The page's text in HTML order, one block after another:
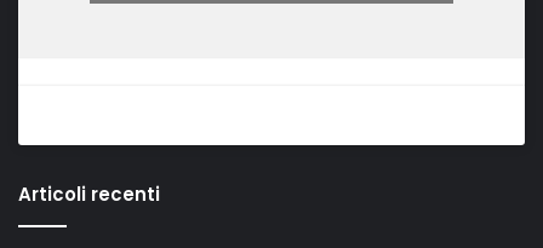
Articoli recenti